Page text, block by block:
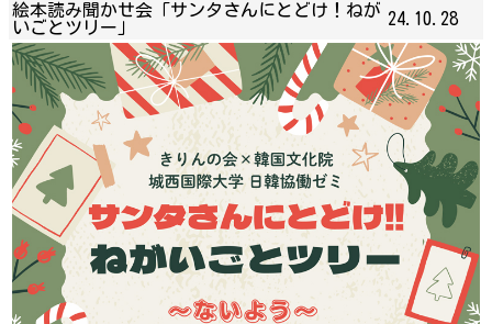
絵本読み聞かせ会「サンタさんにとどけ！ねが
いごとツリー」
24.10.28